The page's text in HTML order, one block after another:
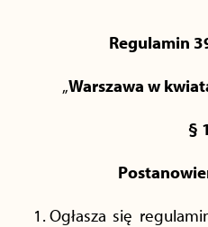
Regulamin
„Warszawa w
§
Ogłasza się